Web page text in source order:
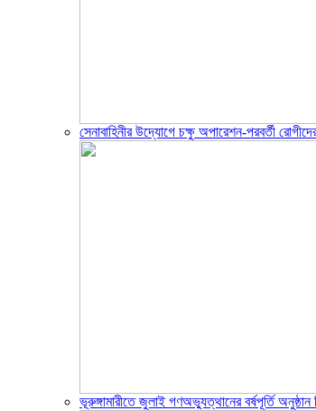
সেনাবাহিনীর উদ্যোগে চক্ষু অপারেশন-পরবর্তী
ভূরুঙ্গামারীতে জুলাই গণঅভ্যুত্থানের বর্ষপূর্তি